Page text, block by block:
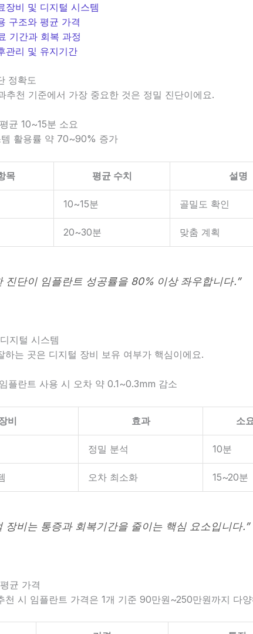
장비 및 디지털 시스템
구조와 평균 가격
기간과 회복 과정
관리 및 유지기간
정확도
추천 기준에서 가장 중요한 것은 정밀 진단이에요.
균 10~15분 소요
활용률 약 70~90% 증가
목 평균 수치 설명
10~15분 골밀도 확인
20~30분 맞춤 계획
진단이 임플란트 성공률을 80% 이상 좌우합니다.”
지털 시스템
하는 곳은 디지털 장비 보유 여부가 핵심이에요.
플란트 사용 시 오차 약 0.1~0.3mm 감소
비 효과 소
정밀 분석 10분
오차 최소화 15~20분
장비는 통증과 회복기간을 줄이는 핵심 요소입니다.”
균 가격
천 시 임플란트 가격은 1개 기준 90만원~250만원까지 다